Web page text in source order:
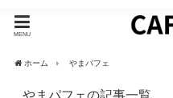
MENU
ホーム やまパフェ
やまパフェの記事一覧